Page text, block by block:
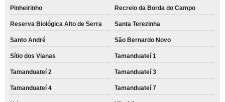
Pinheirinho Recreio da Borda do Campo
Reserva Biológica Alto de Serra Santa Terezinha
Santo André São Bernardo Novo
Sítio dos Vianas Tamanduateí 1
Tamanduateí 2 Tamanduateí 3
Tamanduateí 4 Tamanduateí 7